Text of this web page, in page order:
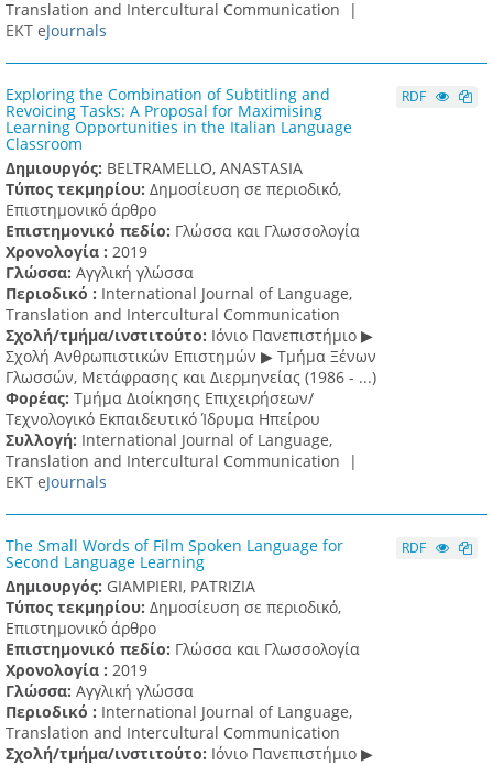
Translation and Intercultural Communication |
ΕΚΤ eJournals
Exploring the Combination of Subtitling and
Revoicing Tasks: A Proposal for Maximising
Learning Opportunities in the Italian Language
Classroom
Δημιουργός: BELTRAMELLO, ANASTASIA
Τύπος τεκμηρίου: Δημοσίευση σε περιοδικό,
Επιστημονικό άρθρο
Επιστημονικό πεδίο: Γλώσσα και Γλωσσολογία
Χρονολογία : 2019
Γλώσσα: Αγγλική γλώσσα
Περιοδικό : International Journal of Language,
Translation and Intercultural Communication
Σχολή/τμήμα/ινστιτούτο: Ιόνιο Πανεπιστήμιο ▶
Σχολή Ανθρωπιστικών Επιστημών ▶ Tμήμα Ξένων
Γλωσσών, Mετάφρασης και Διερμηνείας (1986 - ...)
Φορέας: Τμήμα Διοίκησης Επιχειρήσεων/
Τεχνολογικό Εκπαιδευτικό Ίδρυμα Ηπείρου
Συλλογή: International Journal of Language,
Translation and Intercultural Communication |
ΕΚΤ eJournals
RDF
The Small Words of Film Spoken Language for
Second Language Learning
Δημιουργός: GIAMPIERI, PATRIZIA
Τύπος τεκμηρίου: Δημοσίευση σε περιοδικό,
Επιστημονικό άρθρο
Επιστημονικό πεδίο: Γλώσσα και Γλωσσολογία
Χρονολογία : 2019
Γλώσσα: Αγγλική γλώσσα
Περιοδικό : International Journal of Language,
Translation and Intercultural Communication
Σχολή/τμήμα/ινστιτούτο: Ιόνιο Πανεπιστήμιο ▶
RDF